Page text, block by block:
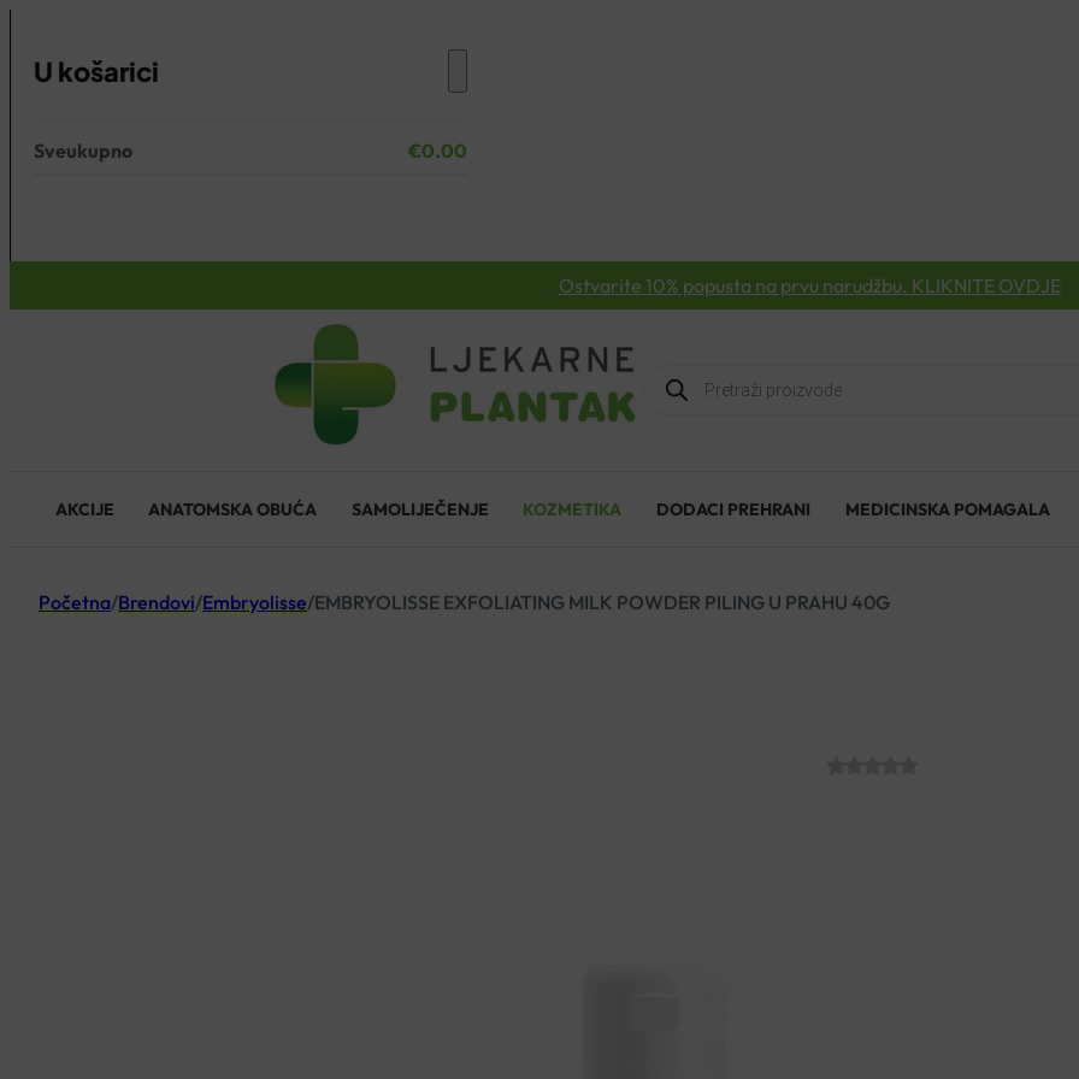
U košarici
Nema proizvoda u košarici.
Sveukupno €0.00
Ostvarite 10% popusta na prvu narudžbu. KLIKNITE OVDJE
Products
search
AKCIJE ANATOMSKA OBUĆA SAMOLIJEČENJE KOZMETIKA DODACI PREHRANI MEDICINSKA POMAGALA
Početna/Brendovi/Embryolisse/EMBRYOLISSE EXFOLIATING MILK POWDER PILING U PRAHU 40G